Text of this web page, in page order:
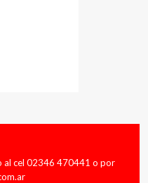
al cel 02346 470441 o por